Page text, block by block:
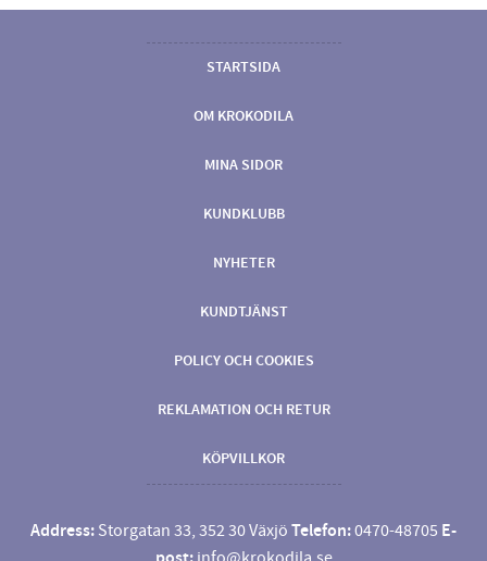
STARTSIDA
OM KROKODILA
MINA SIDOR
KUNDKLUBB
NYHETER
KUNDTJÄNST
POLICY OCH COOKIES
REKLAMATION OCH RETUR
KÖPVILLKOR
Address: Storgatan 33, 352 30 Växjö Telefon:0470-48705 E-